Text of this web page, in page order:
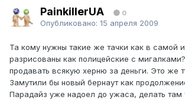
PainkillerUA 0
Опубликовано: 15 апреля 2009
Та кому нужны такие же тачки как в самой
разрисованы как полицейские с
продавать всякую херню за деньги. Это же
Замутили бы новый бернаут как
Парадайз уже надоел до ужаса, делать там